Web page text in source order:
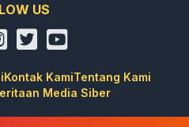
US
Kontak KamiTentang Kami
Media Siber